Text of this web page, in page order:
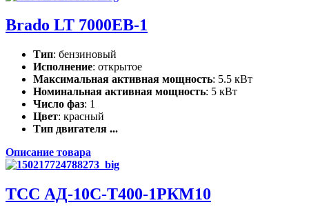
Brado LT 7000EB-1
Тип: бензиновый
Исполнение: открытое
Максимальная активная мощность: 5.5 кВт
Номинальная активная мощность: 5 кВт
Число фаз: 1
Цвет: красный
Тип двигателя ...
Описание товара
ТСС АД-10С-Т400-1РКМ10